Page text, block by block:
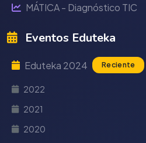
MÁTICA - Diagnóstico TIC
Eventos Eduteka
Eduteka 2024 Reciente
2022
2021
2020